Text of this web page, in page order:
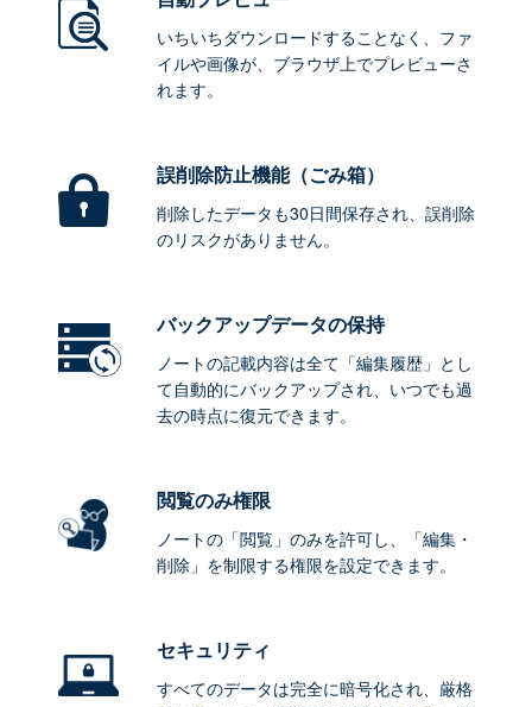
いちいちダウンロードすることなく、ファ
イルや画像が、ブラウザ上でプレビューさ
れます。
誤削除防止機能（ごみ箱）
削除したデータも30日間保存され、誤削除
のリスクがありません。
バックアップデータの保持
ノートの記載内容は全て「編集履歴」とし
て自動的にバックアップされ、いつでも過
去の時点に復元できます。
閲覧のみ権限
ノートの「閲覧」のみを許可し、「編集・
削除」を制限する権限を設定できます。
セキュリティ
すべてのデータは完全に暗号化され、厳格